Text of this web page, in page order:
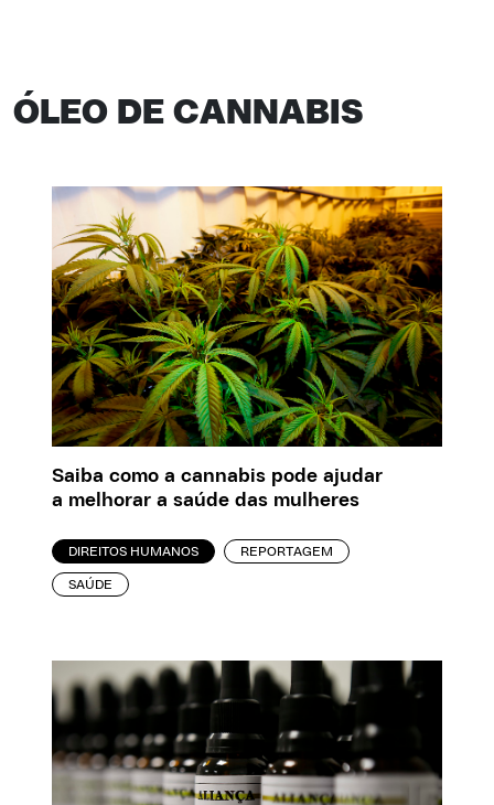
ÓLEO DE CANNABIS
Saiba como a cannabis pode ajudar
a melhorar a saúde das mulheres
DIREITOS HUMANOS REPORTAGEM
SAÚDE